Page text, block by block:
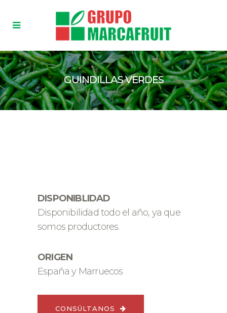
GUINDILLAS VERDES
DISPONIBLIDAD
Disponibilidad todo el año, ya que
somos productores.
ORIGEN
España y Marruecos
CONSÚLTANOS